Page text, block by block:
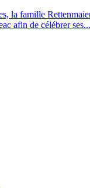
la famille
afin de célébrer ses...